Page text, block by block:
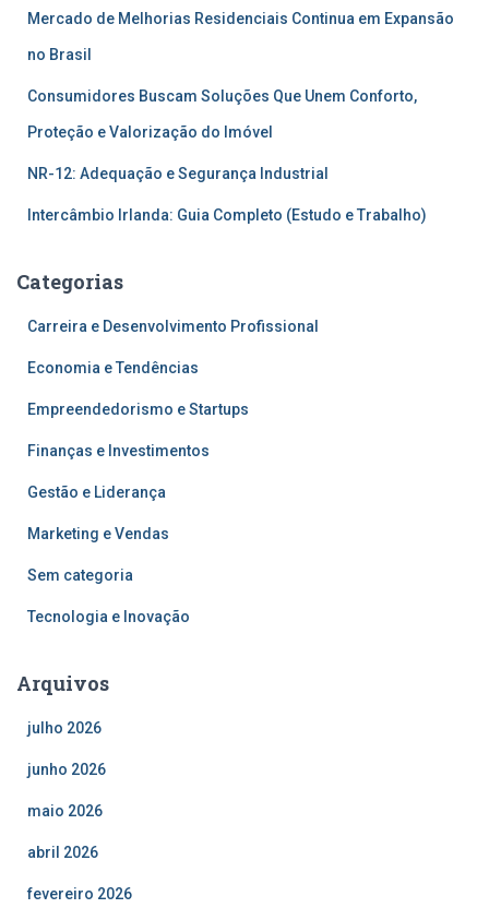
Mercado de Melhorias Residenciais Continua em Expansão
no Brasil
Consumidores Buscam Soluções Que Unem Conforto,
Proteção e Valorização do Imóvel
NR-12: Adequação e Segurança Industrial
Intercâmbio Irlanda: Guia Completo (Estudo e Trabalho)
Categorias
Carreira e Desenvolvimento Profissional
Economia e Tendências
Empreendedorismo e Startups
Finanças e Investimentos
Gestão e Liderança
Marketing e Vendas
Sem categoria
Tecnologia e Inovação
Arquivos
julho 2026
junho 2026
maio 2026
abril 2026
fevereiro 2026